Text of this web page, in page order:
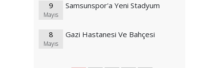
9
Mayıs
Samsunspor'a Yeni Stadyum
8
Mayıs
Gazi Hastanesi Ve Bahçesi